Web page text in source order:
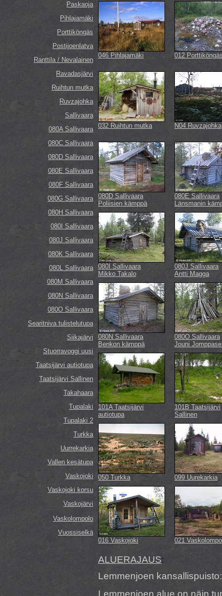
Paskaoja
Pihlajamäki
Porttiköngäs
Postijoenlatva
Ranttila / Nevalainen
Ravadasjärvi
Ruihtun mutka
Ruvzajohka
Sallivaara
080A Sallivaara
080C Sallivaara
080D Sallivaara
080E Sallivaara
080F Sallivaara
080G Sallivaara
080H Sallivaara
080I Sallivaara
080J Sallivaara
080K Sallivaara
080L Sallivaara
080M Sallivaara
080N Sallivaara
080O Sallivaara
Searitniva tulistelutupa
Siikajärvi
Stuorravoggi uusi
Taatsijärvi autiotupa
Taatsijärvi Sallinen
Takahaara
Tupalaki
Tupalaki 2
Turkka
Uurrekarkia
Vallen kesätupa
Vaskojoki
Vaskojoki korsu
Vaskojärvi
Vaskolompolo
Vuossiselkä
046 Pihlajamäki 012
032 Ruihtun mutka N04 Ruvzajohka
080D Sallivaara
Poliisien kämppä
080E Sallivaara
Länsmanin
080I Sallivaara
Mikko Takalo
080J Sallivaara
Antti Magga
080N Sallivaara
Benkon kämppä
080O Sallivaara
Jouni
101A Taatsijärvi
autiotupa
101B Taatsijärvi
Sallinen
050 Turkka 099 Uurekarkia
016 Vaskojoki 021
ALUERAJAUS:
Lemmenjoen kansallispuisto:
Lemmenjoen alue on näin